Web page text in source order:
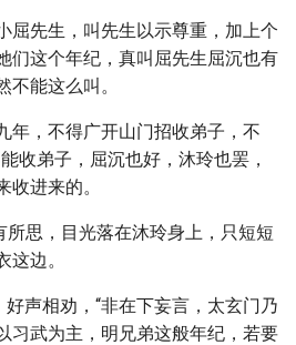
先生，叫先生以示尊重，加上个
们这个年纪，真叫屈先生屈沉也有
能这么叫。
，不得广开山门招收弟子，不
收弟子，屈沉也好，沐玲也罢，
进来的。
所思，目光落在沐玲身上，只短短
边。
好声相劝，“非在下妄言，太玄门乃
习武为主，明兄弟这般年纪，若要